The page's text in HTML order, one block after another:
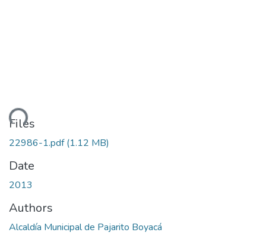
Files
22986-1.pdf(1.12 MB)
Date
2013
Authors
Alcaldía Municipal de Pajarito Boyacá